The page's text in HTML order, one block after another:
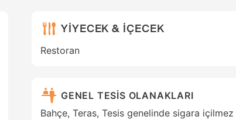
YİYECEK & İÇECEK
Restoran
GENEL TESİS OLANAKLARI
Bahçe, Teras, Tesis genelinde sigara içilmez